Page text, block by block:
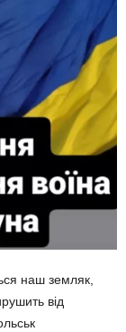
наш земляк,
від